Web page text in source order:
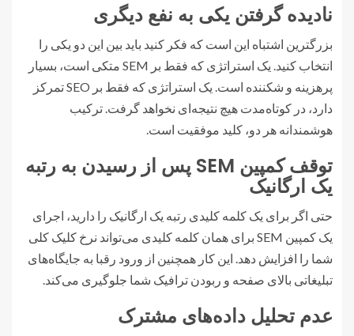
نادیده گرفتن یکی به نفع دیگری
بزرگترین اشتباه این است که فکر کنید باید بین این دو یکی را
انتخاب کنید. یک استراتژی که فقط بر SEM متکی است، بسیار
پرهزینه و شکننده است. یک استراتژی که فقط بر SEO تمرکز
دارد، در کوتاه‌مدت هیچ نتیجه‌ای نخواهد گرفت. ترکیب
هوشمندانه هر دو، کلید موفقیت است.
توقف کمپین SEM پس از رسیدن به رتبه
یک ارگانیک
حتی اگر برای یک کلمه کلیدی رتبه یک ارگانیک را دارید، اجرای
یک کمپین SEM برای همان کلمه کلیدی می‌تواند نرخ کلیک کلی
شما را افزایش دهد. این کار همچنین از ورود رقبا به جایگاه‌های
تبلیغاتی بالای صفحه و ربودن ترافیک شما جلوگیری می‌کند.
عدم تحلیل داده‌های مشترک